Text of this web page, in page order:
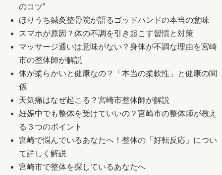
のコツ”
ほりうち鍼灸整骨院が語るゴッドハンドの本当の意味
スマホが原因？体の不調を引き起こす習慣と対策
マッサージ通いは意味がない？身体が不調な理由を宮崎
市の整体師が解説
体が柔らかいと健康なの？「本当の柔軟性」と健康の関
係
天気痛はなぜ起こる？宮崎市整体師が解説
妊娠中でも整体を受けていいの？宮崎市の整体師が教え
る３つのポイント
宮崎で悩んでいるあなたへ！整体の「好転反応」につい
て詳しく解説
宮崎市で整体を探しているあなたへ